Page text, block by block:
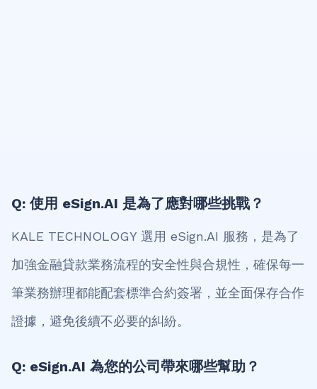
Q: 使用 eSign.AI 是為了應對哪些挑戰？
KALE TECHNOLOGY 選用 eSign.AI 服務，是為了
加強金融貸款業務流程的安全性與合規性，確保每一
筆業務辦理都能配套標準合約簽署，並全面保存合作
證據，避免後續不必要的糾紛。
Q: eSign.AI 為您的公司帶來哪些幫助？